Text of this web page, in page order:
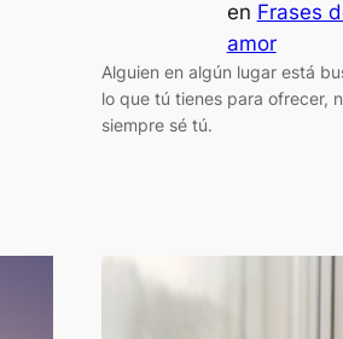
en Frases
amor
Alguien en algún lugar está
lo que tú tienes para ofrecer,
siempre sé tú.